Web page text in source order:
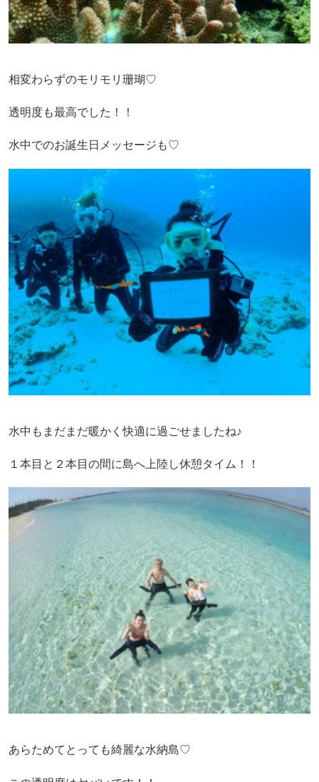
相変わらずのモリモリ珊瑚♡
透明度も最高でした！！
水中でのお誕生日メッセージも♡
水中もまだまだ暖かく快適に過ごせましたね♪
１本目と２本目の間に島へ上陸し休憩タイム！！
あらためてとっても綺麗な水納島♡